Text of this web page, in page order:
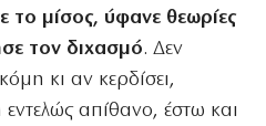
μίσος, ύφανε θεωρίες
τον διχασμό. Δεν
κι αν κερδίσει,
απίθανο, έστω και